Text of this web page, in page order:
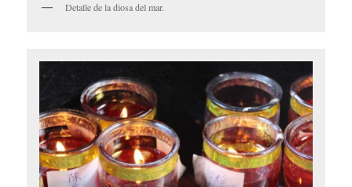
Detalle de la diosa del mar.